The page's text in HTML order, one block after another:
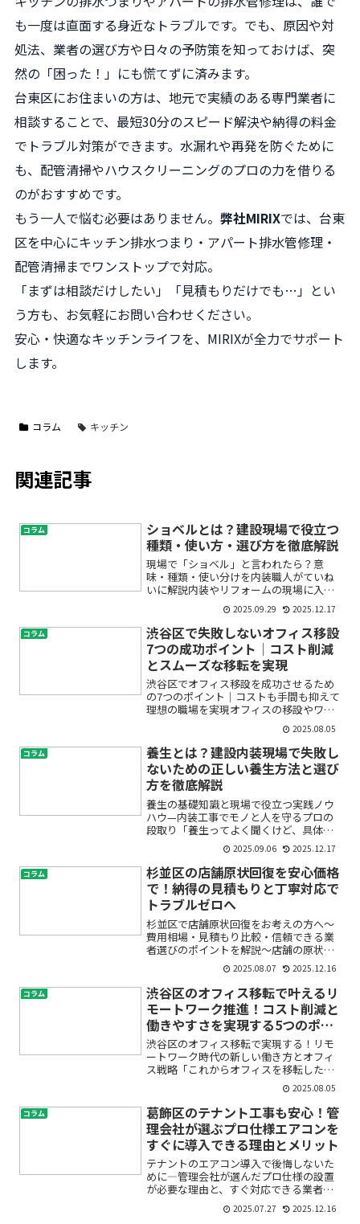
も一度は直面する身近なトラブルです。でも、原因や対
処法、業者の選び方や日々の予防策を知っておけば、突
然の「困った！」にも慌てずに済みます。
台東区にお住まいの方は、地元で実績のある専門業者に
相談することで、最短30分のスピード解決や納得の料金
でトラブル対策ができます。水漏れや再発を防ぐために
も、配管清掃やハウスクリーニングのプロの力を借りる
のがおすすめです。
もう一人で悩む必要はありません。 弊社MIRIXでは、台東
区を中心にキッチン排水つまり・アパート排水管修理・
配管清掃までワンストップで対応。
「まずは相談だけしたい」「見積もりだけでも…」とい
う方も、お気軽にお問い合わせください。
安心・快適なキッチンライフを、MIRIXが全力でサポート
します。
コラム キッチン
関連記事
コラム
ショベルとは？建設現場で役立つ
種類・使い方・選び方を徹底解説
現場で「ショベル」と言われたら？意
味・種類・使い分けを内装職人がていね
いに解説内装やリフォームの現場に入る
と、先輩から「ショベル持ってきて」
「角ショベルでガラ出しお願い」と声が
飛ぶことがあります。初めてだと「ショ
ベルってスコップと何が違うの...
2025.09.29 2025.12.17
コラム
渋谷区で失敗しないオフィス移設
7つの成功ポイント│コスト削減
とスムーズな移転を実現
渋谷区でオフィス移設を成功させるため
の7つのポイント｜コストも手間も抑えて
理想の職場を実現オフィスの移設やワー
クスペースの再配置は、多くの企業にと
って大きな挑戦です。特に渋谷区のよう
な東京都心部でオフィス移転や事務所引
越しを検討している方は...
2025.08.05
コラム
養生とは？建設内装現場で失敗し
ないための正しい養生方法と選び
方を徹底解説
養生の基礎知識と現場で役立つ実践ノウ
ハウ—内装工事でモノと人を守るプロの
段取り「養生ってよく聞くけど、具体的
に何をどうすればいいの？」という不
安、よくわかります。内装工事では、床
や壁、既存の設備をキズや汚れから守れ
るかどうかで、その現場の品...
2025.09.06 2025.12.17
コラム
杉並区の店舗原状回復を安心価格
で！納得の見積もりと丁寧対応で
トラブルゼロへ
杉並区で店舗原状回復をお考えの方へ～
費用相場・見積もり比較・信頼できる業
者選びのポイントを解説～店舗の原状回
復や退去、リフォームを検討している
と、「費用がいくらかかるのか分からな
い」「どこに頼めば安心なの？」といっ
た不安や疑問がつきものです...
2025.08.07 2025.12.16
コラム
渋谷区のオフィス移転で叶えるリ
モートワーク推進！コスト削減と
働きやすさを実現する5つのポイ
ント
渋谷区のオフィス移転で実現する！リモ
ートワーク時代の新しい働き方とオフィ
ス戦略「これからオフィスを移転したい
けど、リモートワークも進めたい」「コ
ストを抑えつつ、社員が働きやすい環境
を作りたい」――そんな悩みを抱えていませ
んか？渋谷区は先進的...
2025.08.05
コラム
葛飾区のテナント工事も安心！管
理会社が選ぶプロ仕様エアコンを
すぐに導入できる理由とメリット
テナントのエアコン導入で後悔しないた
めに―管理会社が選んだプロ仕様の設置
が必要な理由と、すぐ対応できる業者の
見極め方「テナントにエアコンを新設・
交換したいけれど、どこに頼めばいいの
2025.07.27 2025.12.16